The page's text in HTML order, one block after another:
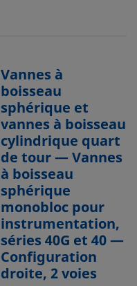
Vannes à
boisseau
sphérique et
vannes à boisseau
cylindrique quart
de tour — Vannes
à boisseau
sphérique
monobloc pour
instrumentation,
séries 40G et 40 —
Configuration
droite, 2 voies